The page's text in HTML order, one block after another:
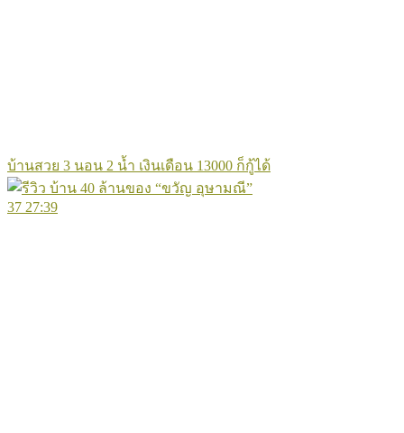
บ้านสวย 3 นอน 2 น้ำ เงินเดือน 13000 ก็กู้ได้
37 27:39